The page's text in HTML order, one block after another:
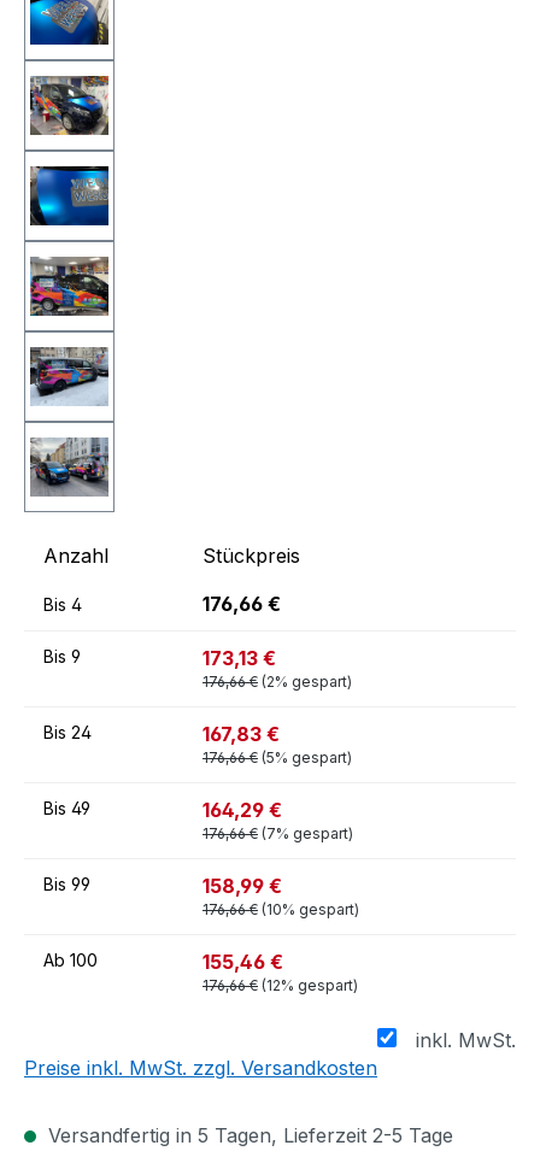
Anzahl Stückpreis
Bis 4 176,66 €
Bis 9 173,13 €
176,66 € (2% gespart)
Bis 24 167,83 €
176,66 € (5% gespart)
Bis 49 164,29 €
176,66 € (7% gespart)
Bis 99 158,99 €
176,66 € (10% gespart)
Ab 100 155,46 €
176,66 € (12% gespart)
inkl. MwSt.
Preise inkl. MwSt. zzgl. Versandkosten
Versandfertig in 5 Tagen, Lieferzeit 2-5 Tage